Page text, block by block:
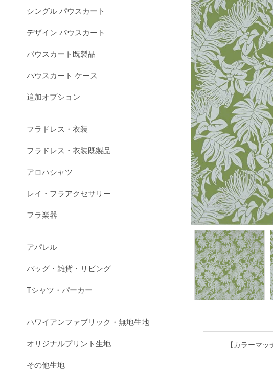
【カラーマ
シングル パウスカート
デザイン パウスカート
パウスカート既製品
パウスカート ケース
追加オプション
フラドレス・衣装
フラドレス・衣装既製品
アロハシャツ
レイ・フラアクセサリー
フラ楽器
アパレル
バッグ・雑貨・リビング
Tシャツ・パーカー
ハワイアンファブリック・無地生地
オリジナルプリント生地
その他生地